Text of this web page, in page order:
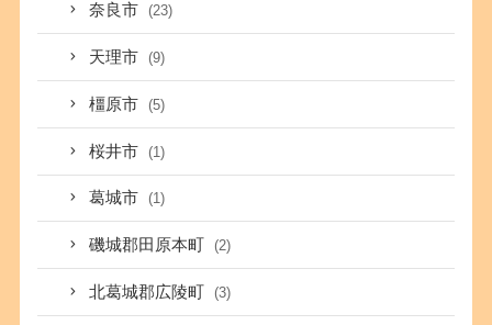
奈良市 (23)
天理市 (9)
橿原市 (5)
桜井市 (1)
葛城市 (1)
磯城郡田原本町 (2)
北葛城郡広陵町 (3)